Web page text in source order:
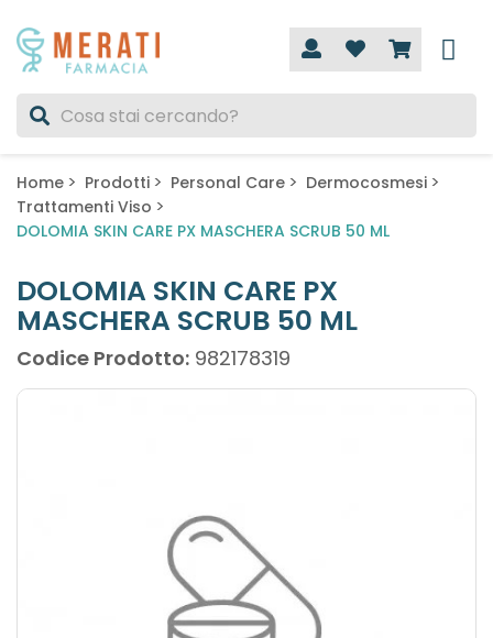
Home Prodotti Personal Care
Dermocosmesi
Trattamenti Viso
DOLOMIA SKIN CARE PX MASCHERA SCRUB 50 ML
DOLOMIA SKIN CARE PX
MASCHERA SCRUB 50 ML
Codice Prodotto: 982178319